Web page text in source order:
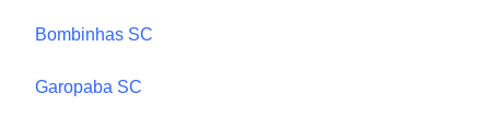
Bombinhas SC
Garopaba SC